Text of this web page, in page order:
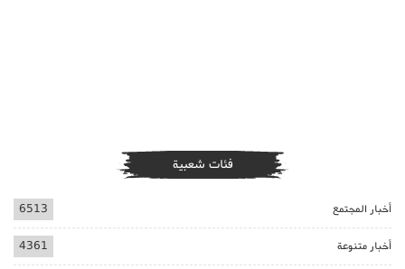
فئات شعبية
أخبار المجتمع 6513
أخبار متنوعة 4361